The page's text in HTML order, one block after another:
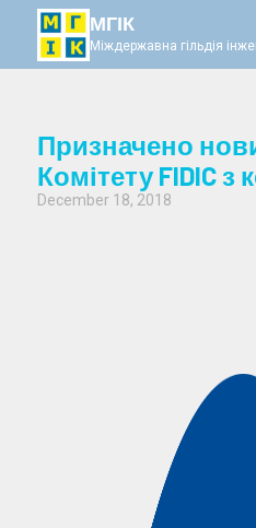
МГІК
Міждержавна гільдія
Призначено
Комітету FIDIC з
December 18, 2018